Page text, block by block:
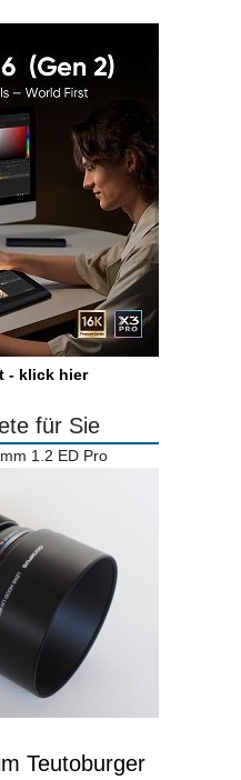
- klick hier
für Sie
1.2 ED Pro
Teutoburger